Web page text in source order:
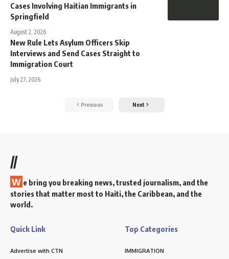
Cases Involving Haitian Immigrants in
Springfield
August 2, 2026
New Rule Lets Asylum Officers Skip
Interviews and Send Cases Straight to
Immigration Court
July 27, 2026
Previous Next
//
W e bring you breaking news, trusted journalism, and the
stories that matter most to Haiti, the Caribbean, and the
world.
Quick Link
Advertise with CTN
Top Categories
IMMIGRATION